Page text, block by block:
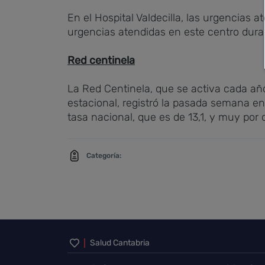
En el Hospital Valdecilla, las urgencias
urgencias atendidas en este centro
Red centinela
La Red Centinela, que se activa cada
estacional, registró la pasada semana
tasa nacional, que es de 13,1, y muy
Categoría:
Inicio del pie de página
Salud Cantabria